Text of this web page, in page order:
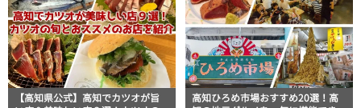
【高知県公式】高知でカツオが旨
高知ひろめ市場おすすめ20選！高